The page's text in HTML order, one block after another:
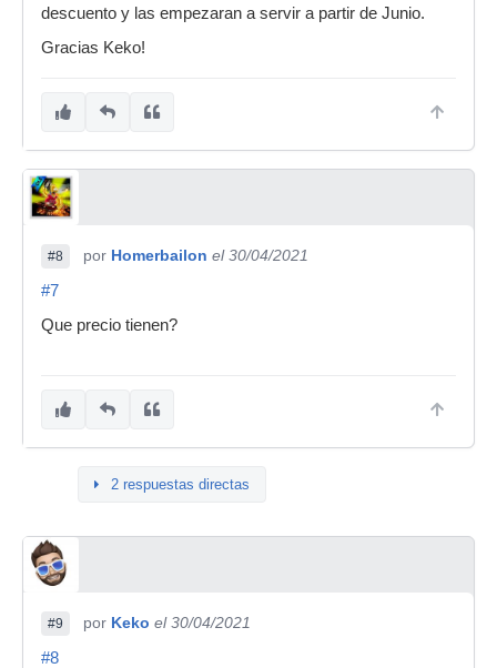
descuento y las empezaran a servir a partir de Junio.
Gracias Keko!
#8 por Homerbailon el 30/04/2021
#7
Que precio tienen?
2 respuestas directas
#9 por Keko el 30/04/2021
#8